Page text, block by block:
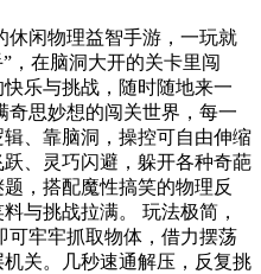
休闲物理益智手游，一玩就
，在脑洞大开的关卡里闯
乐与挑战，随时随地来一
奇思妙想的闯关世界，每一
、靠脑洞，操控可自由伸缩
、灵巧闪避，躲开各种奇葩
，搭配魔性搞笑的物理反
与挑战拉满。 玩法极简，
可牢牢抓取物体，借力摆荡
关。几秒速通解压，反复挑